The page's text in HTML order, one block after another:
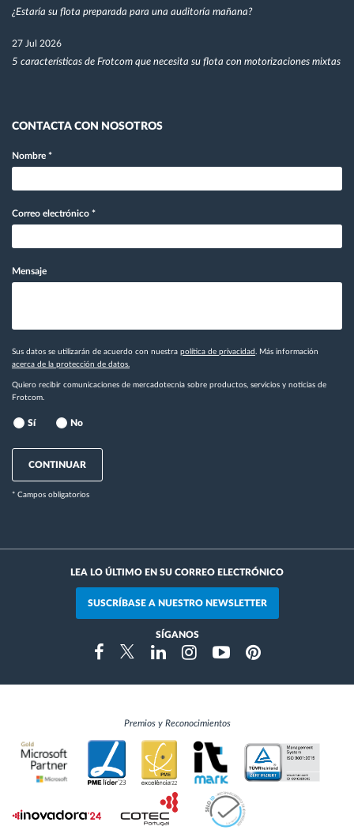
¿Estaría su flota preparada para una auditoría mañana?
27 Jul 2026
5 características de Frotcom que necesita su flota con motorizaciones mixtas
CONTACTA CON NOSOTROS
Nombre *
Correo electrónico *
Mensaje
Sus datos se utilizarán de acuerdo con nuestra política de privacidad . Más información
acerca de la protección de datos.
Quiero recibir comunicaciones de mercadotecnia sobre productos, servicios y noticias de
Frotcom.
Sí No
CONTINUAR
* Campos obligatorios
LEA LO ÚLTIMO EN SU CORREO ELECTRÓNICO
SUSCRÍBASE A NUESTRO NEWSLETTER
SÍGANOS
FacebookTwitterLinkedinInstragramYoutubePinterest
Premios y Reconocimientos